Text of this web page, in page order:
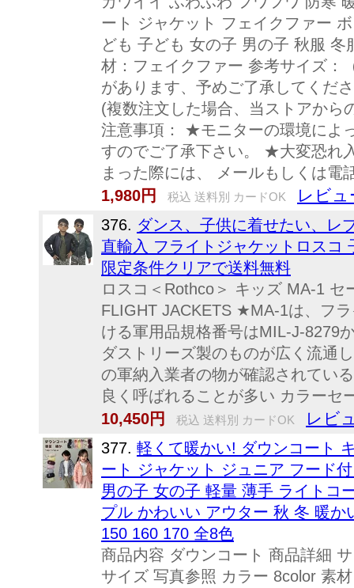
ート ジャケット フェイクファー
ども 子ども 女の子 男の子 秋服
材：フェイクファー 参考サイズ：
があります、予めご了承してくだ
(複数注文した場合、当ストアから
注意事項： ★モニターの環境によ
すのでご了承下さい。 ★大変恐れ
まった際には、 メールもしくは電
1,980円
税込 送料別 カードOK レビュ
376. ダンス、子供に着せたい、レ
直輸入 フライトジャケットロス
限定条件クリアで送料無料
ロスコ＜Rothco＞ キッズ MA-1
FLIGHT JACKETS ★MA-1は、フ
ける軍用品規格番号はMIL-J-8279
ダストリーズ製のものが広く流通
の軍納入業者の物が確認されてい
良く呼ばれることが多い カラー
10,450円
税込 送料別 カードOK レビ
377. 軽くて暖かい! ダウンコート
ート ジャケット ジュニア フード
男の子 女の子 軽量 薄手 ライトコ
プル かわいい アウター 秋 冬 暖
150 160 170 全8色
商品内容 ダウンコート 商品詳細
サイズ 写真参照 カラー 8color